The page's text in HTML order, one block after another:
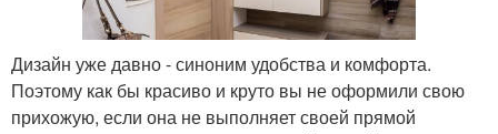
Дизайн уже давно - синоним удобства и комфорта.
Поэтому как бы красиво и круто вы не оформили свою
прихожую, если она не выполняет своей прямой